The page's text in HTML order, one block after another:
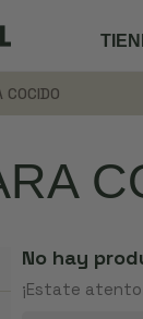
COCIDO
No hay
¡Estate